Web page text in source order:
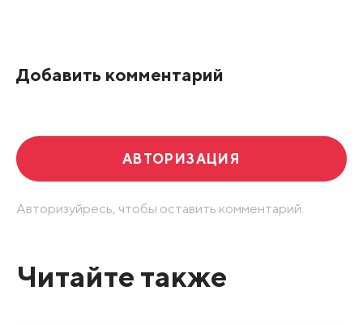
Добавить комментарий
АВТОРИЗАЦИЯ
Авторизуйресь, чтобы оставить комментарий.
Читайте также